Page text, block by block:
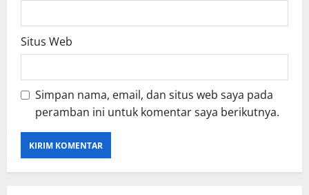
Situs Web
Simpan nama, email, dan situs web saya pada
peramban ini untuk komentar saya berikutnya.